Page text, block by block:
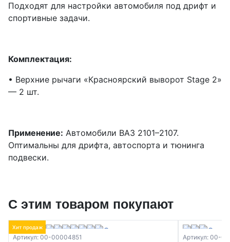
Подходят для настройки автомобиля под дрифт и
спортивные задачи.
Комплектация:
• Верхние рычаги «Красноярский выворот Stage 2»
— 2 шт.
Применение: Автомобили ВАЗ 2101–2107.
Оптимальны для дрифта, автоспорта и тюнинга
подвески.
С этим товаром покупают
Хит продаж
Артикул: 00-00004851 Артикул: 00-